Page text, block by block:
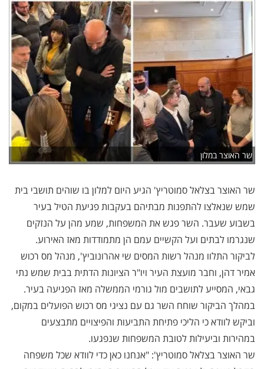
שר האוצר במלון
שר האוצר בצלאל סמוטריץ' הגיע היום למלון בו שוהים תושבי בית
שמש שנאלצו להתפנות מבתיהם בעקבות פגיעת הטיל בעיר
בשבוע שעבר. השר פגש את המשפחות, שמע מהן על הנזקים
שנגרמו לבתים ועל הקשיים עמם הן מתמודדות מאז האירוע.
לביקור התלוו מנהל רשות המסים שי אהרונוביץ', מנהל מס רכוש
אמיר דהן, וחבר מועצת העיר ויו"ר הציונות הדתית בבית שמש נתי
גבאי, המסייע לתושבים מול גורמי הממשלה מאז הפגיעה בעיר.
במהלך הביקור שוחח השר גם עם נציגי מס רכוש הפועלים במקום,
וביקש לוודא כי הליכי פתיחת התביעות והפיצויים מתבצעים
במהירות וביעילות לטובת המשפחות שנפגעו.
שר האוצר בצלאל סמוטריץ': "אנחנו כאן כדי לוודא שכל משפחה